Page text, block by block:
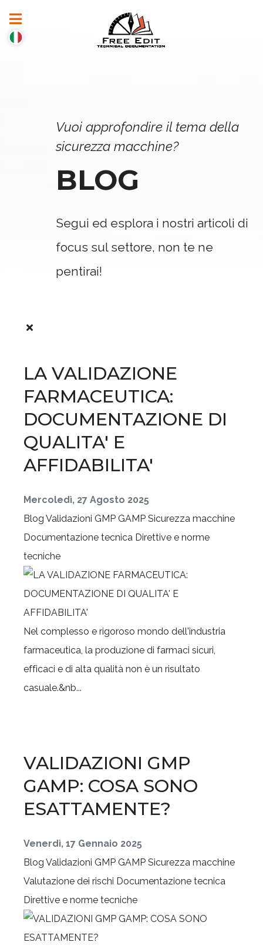
Vuoi approfondire il tema della
sicurezza macchine?
BLOG
Segui ed esplora i nostri articoli di
focus sul settore, non te ne
pentirai!
LA VALIDAZIONE
FARMACEUTICA:
DOCUMENTAZIONE DI
QUALITA' E
AFFIDABILITA'
Mercoledì, 27 Agosto 2025
Blog Validazioni GMP GAMP Sicurezza macchine
Documentazione tecnica Direttive e norme
tecniche
Nel complesso e rigoroso mondo dell'industria
farmaceutica, la produzione di farmaci sicuri,
efficaci e di alta qualità non è un risultato
casuale.&nb...
VALIDAZIONI GMP
GAMP: COSA SONO
ESATTAMENTE?
Venerdì, 17 Gennaio 2025
Blog Validazioni GMP GAMP Sicurezza macchine
Valutazione dei rischi Documentazione tecnica
Direttive e norme tecniche